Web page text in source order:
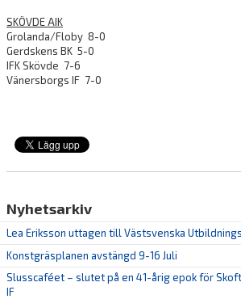
SKÖVDE AIK
Grolanda/Floby 8-0
Gerdskens BK 5-0
IFK Skövde 7-6
Vänersborgs IF 7-0
Nyhetsarkiv
Lea Eriksson uttagen till Västsvenska
Konstgräsplanen avstängd 9-16 Juli
Slusscaféet – slutet på en 41-årig epok för
IF